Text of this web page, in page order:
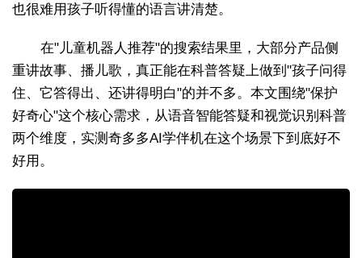
也很难用孩子听得懂的语言讲清楚。
在"儿童机器人推荐"的搜索结果里，大部分产品侧
重讲故事、播儿歌，真正能在科普答疑上做到"孩子问得
住、它答得出、还讲得明白"的并不多。本文围绕"保护
好奇心"这个核心需求，从语音智能答疑和视觉识别科普
两个维度，实测奇多多AI学伴机在这个场景下到底好不
好用。